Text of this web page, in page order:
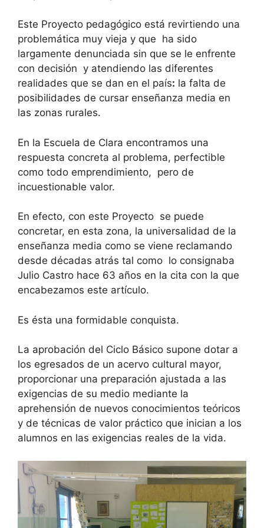
Este Proyecto pedagógico está revirtiendo una
problemática muy vieja y que ha sido
largamente denunciada sin que se le enfrente
con decisión y atendiendo las diferentes
realidades que se dan en el país: la falta de
posibilidades de cursar enseñanza media en
las zonas rurales.
En la Escuela de Clara encontramos una
respuesta concreta al problema, perfectible
como todo emprendimiento, pero de
incuestionable valor.
En efecto, con este Proyecto se puede
concretar, en esta zona, la universalidad de la
enseñanza media como se viene reclamando
desde décadas atrás tal como lo consignaba
Julio Castro hace 63 años en la cita con la que
encabezamos este artículo.
Es ésta una formidable conquista.
La aprobación del Ciclo Básico supone dotar a
los egresados de un acervo cultural mayor,
proporcionar una preparación ajustada a las
exigencias de su medio mediante la
aprehensión de nuevos conocimientos teóricos
y de técnicas de valor práctico que inician a los
alumnos en las exigencias reales de la vida.